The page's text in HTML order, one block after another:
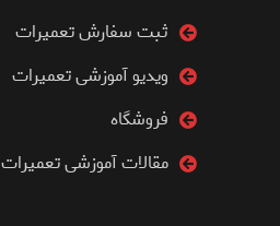
ثبت سفارش تعمیرات
ویدیو آموزشی تعمیرات
فروشگاه
مقالات آموزشی تعمیرات